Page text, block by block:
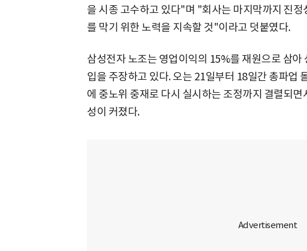
을 시종 고수하고 있다"며 "회사는 마지막까지 진정
를 막기 위한 노력을 지속할 것"이라고 덧붙였다.
삼성전자 노조는 영업이익의 15%를 재원으로 삼아
입을 주장하고 있다. 오는 21일부터 18일간 총파업
에 중노위 중재로 다시 실시하는 조정까지 결렬되
성이 커졌다.